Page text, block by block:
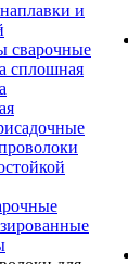
и
сварочные
сплошная